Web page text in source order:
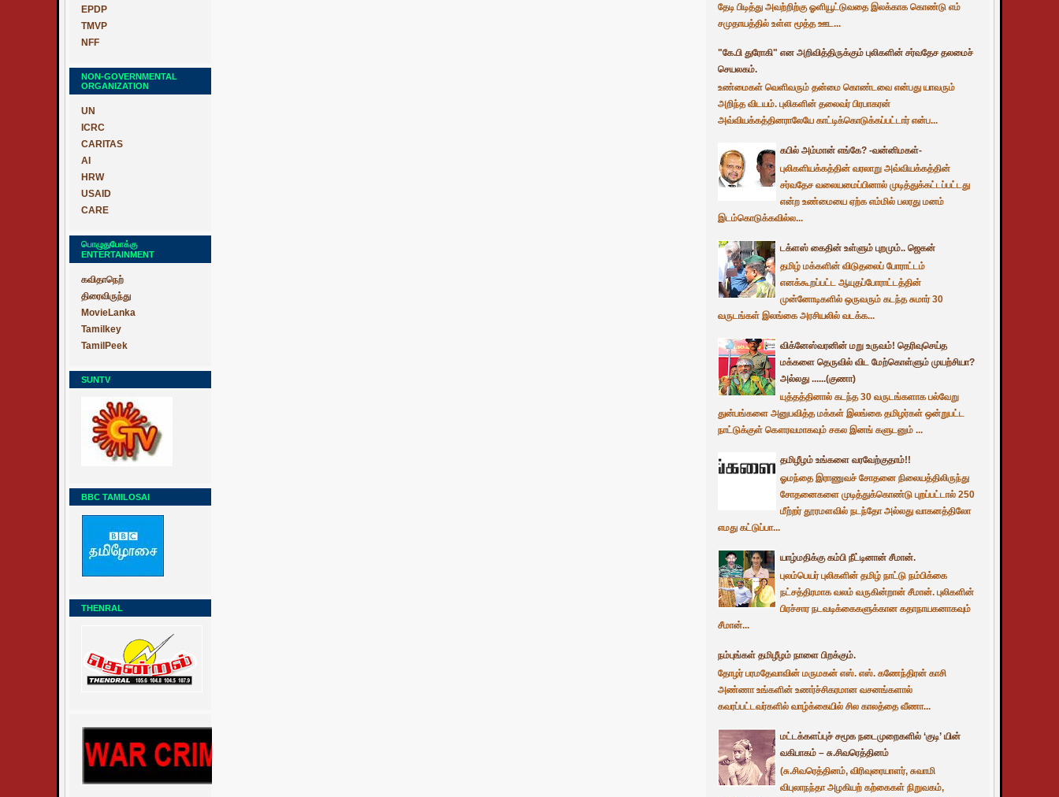
EPDP
TMVP
NFF
NON-GOVERNMENTAL
ORGANIZATION
UN
ICRC
CARITAS
AI
HRW
USAID
CARE
பொழுதுபோக்கு
ENTERTAINMENT
கவிதாநெற்
திரைவிருந்து
MovieLanka
Tamilkey
TamilPeek
SUNTV
BBC TAMILOSAI
THENRAL
தேடி பிடித்து அவற்றிற்கு ஓளியூட்டுவதை இலக்காக கொண்டு எம்
சமுதாயத்தில் உள்ள மூத்த ஊட...
"கே.பி துரோகி" என அறிவித்திருக்கும் புலிகளின் சர்வதேச தலமைச்
செயலகம்.
உண்மைகள் வெளிவரும் தன்மை கொண்டவை என்பது யாவரும்
அறிந்த விடயம். புலிகளின் தலைவர் பிரபாகரன்
அவ்வியக்கத்தினராலேயே காட்டிக்கொடுக்கப்பட்டார் என்ப...
கபில் அம்மான் எங்கே? -வன்னிமகள்-
புலிகளியக்கத்தின் வரலாறு அவ்வியக்கத்தின்
சர்வதேச வலையமைப்பினால் முடித்துக்கட்டப்பட்டது
என்ற உண்மையை ஏற்க எம்மில் பலரது மனம்
இடம்கொடுக்கவில்ல...
டக்ளஸ் கைதின் உள்ளும் புறமும்.. ஜெகன்
தமிழ் மக்களின் விடுதலைப் போராட்டம்
எனக்கூறப்பட்ட ஆயுதப்போராட்டத்தின்
முன்னோடிகளில் ஒருவரும் கடந்த சுமார் 30
வருடங்கள் இலங்கை அரசியலில் வடக்க...
விக்னேஸ்வரனின் மறு உருவம்! தெரிவுசெய்த
மக்களை தெருவில் விட மேற்கொள்ளும் முயற்சியா?
அல்லது ......(குணா)
யுத்தத்தினால் கடந்த 30 வருடங்களாக பல்வேறு
துன்பங்களை அனுபவித்த மக்கள் இலங்கை தமிழர்கள் ஒன்றுபட்ட
நாட்டுக்குள் கௌரவமாகவும் சகல இனங் களுடனும் ...
தமிழீழம் உங்களை வரவேற்குதாம்!!
ஓமந்தை இராணுவச் சோதனை நிலையத்திலிருந்து
சோதனைகளை முடித்துக்கொண்டு புறப்பட்டால் 250
மீற்றர் தூரமளவில் நடந்தோ அல்லது வாகனத்திலோ
எமது கட்டுப்பா...
யாழ்மதிக்கு கம்பி நீட்டினான் சீமான்.
புலம்பெயர் புலிகளின் தமிழ் நாட்டு நம்பிக்கை
நட்சத்திரமாக வலம் வருகின்றான் சீமான். புலிகளின்
பிரச்சார நடவடிக்கைகளுக்கான கதாநாயகனாகவும்
சீமான்...
நம்புங்கள் தமிழீழம் நாளை பிறக்கும்.
தோழர் பரமதேவாவின் மருமகன் எஸ். எஸ். கணேந்திரன் காசி
அண்ணா உங்களின் உணர்ச்சிகரமான வசனங்களால்
கவரப்பட்டவர்களில் வாழ்க்கையில் சில காலத்தை வீணா...
மட்டக்களப்புச் சமூக நடைமுறைகளில் ‘குடி’ யின்
வகிபாகம் – சு.சிவரெத்தினம்
(சு.சிவரெத்தினம், விரிவுரையாளர், சுவாமி
விபுலாநந்தா அழகியற் கற்கைகள் நிறுவகம்,